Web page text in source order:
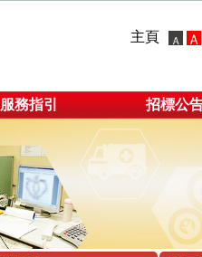
主頁
服務指引 招標公